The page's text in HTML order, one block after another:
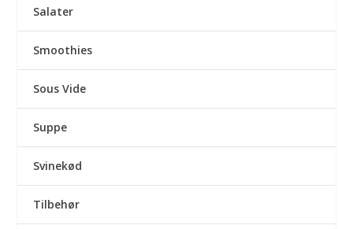
Salater
Smoothies
Sous Vide
Suppe
Svinekød
Tilbehør